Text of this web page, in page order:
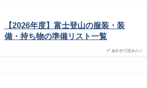
あわせて読みたい
【2026年度】富士登山の服装・装
備・持ち物の準備リスト一覧